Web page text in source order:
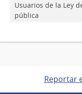
Usuarios de la Ley
pública
Reportar